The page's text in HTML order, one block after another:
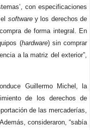
con especificaciones
softwarey los derechos de
de forma integral. En
(hardware) sin comprar
a la matriz del exterior”,
Guillermo Michel, la
de los derechos de
de las mercaderías,
consideraron, “sabía